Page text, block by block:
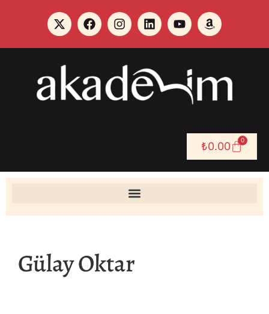
₺0.00 0
Gülay Oktar